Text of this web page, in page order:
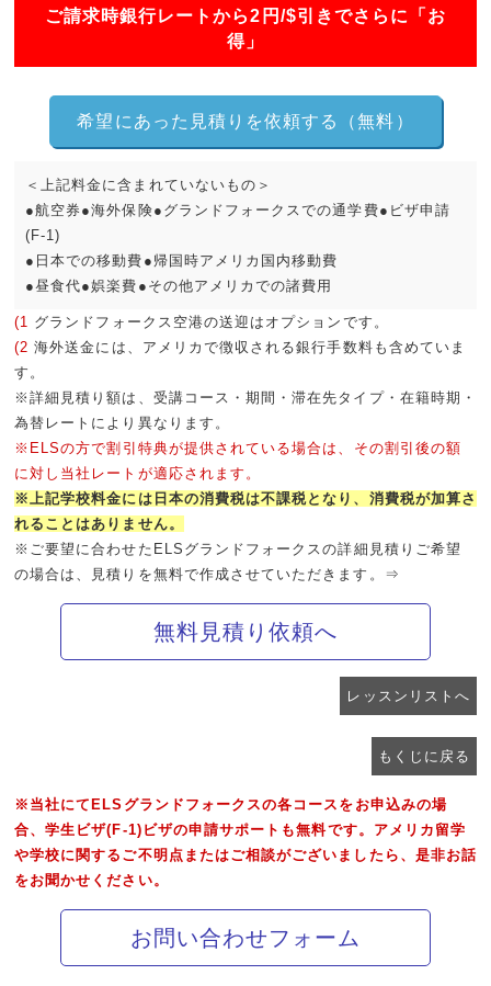
ご請求時銀行レートから2円/$引きでさらに「お
得」
希望にあった見積りを依頼する（無料）
＜上記料金に含まれていないもの＞
●航空券●海外保険●グランドフォークスでの通学費●ビザ申請
(F-1)
●日本での移動費●帰国時アメリカ国内移動費
●昼食代●娯楽費●その他アメリカでの諸費用
(1 グランドフォークス空港の送迎はオプションです。
(2 海外送金には、アメリカで徴収される銀行手数料も含めていま
す。
※詳細見積り額は、受講コース・期間・滞在先タイプ・在籍時期・
為替レートにより異なります。
※ELSの方で割引特典が提供されている場合は、その割引後の額
に対し当社レートが適応されます。
※上記学校料金には日本の消費税は不課税となり、消費税が加算さ
れることはありません。
※ご要望に合わせたELSグランドフォークスの詳細見積りご希望
の場合は、見積りを無料で作成させていただきます。⇒
無料見積り依頼へ
レッスンリストへ
もくじに戻る
※当社にてELSグランドフォークスの各コースをお申込みの場
合、学生ビザ(F-1)ビザの申請サポートも無料です。アメリカ留学
や学校に関するご不明点またはご相談がございましたら、是非お話
をお聞かせください。
お問い合わせフォーム